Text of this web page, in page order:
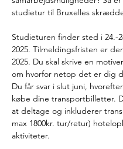
studietur til Bruxelles
Studieturen finder sted i 24.-
2025. Tilmeldingsfristen er
2025. Du skal skrive en
om hvorfor netop det er dig
Du får svar i slut juni,
købe dine transportbilletter.
at deltage og inkluderer
max 1800kr. tur/retur)
aktiviteter.